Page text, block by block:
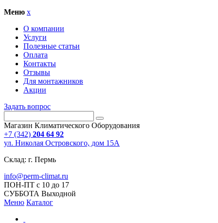
Меню x
О компании
Услуги
Полезные статьи
Оплата
Контакты
Отзывы
Для монтажников
Акции
Задать вопрос
Магазин Климатического Оборудования
+7 (342) 204 64 92
ул. Николая Островского, дом 15А
Склад: г. Пермь
info@perm-climat.ru
ПОН-ПТ с 10 до 17
СУББОТА Выходной
Меню Каталог